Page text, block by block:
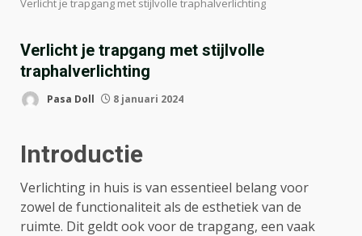
Verlicht je trapgang met stijlvolle traphalverlichting
Verlicht je trapgang met stijlvolle
traphalverlichting
Pasa Doll 8 januari 2024
Introductie
Verlichting in huis is van essentieel belang voor
zowel de functionaliteit als de esthetiek van de
ruimte. Dit geldt ook voor de trapgang, een vaak